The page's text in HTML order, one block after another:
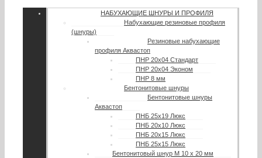
НАБУХАЮЩИЕ ШНУРЫ И ПРОФИЛЯ
Набухающие резиновые профиля
(шнуры)
Резиновые набухающие
профиля Аквастоп
ПНР 20х04 Стандарт
ПНР 20х04 Эконом
ПНР 8 мм
Бентонитовые шнуры
Бентонитовые шнуры
Аквастоп
ПНБ 25х19 Люкс
ПНБ 20х10 Люкс
ПНБ 20х15 Люкс
ПНБ 25х15 Люкс
Бентонитовый шнур М 10 х 20 мм